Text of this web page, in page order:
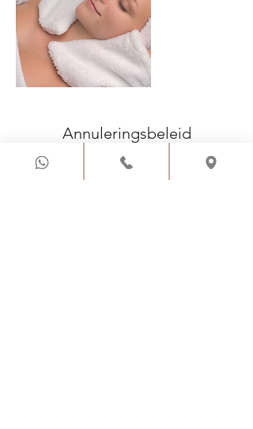
Annuleringsbeleid
Ben je verhinderd? Laat dat dan alsjeblieft
24 uur van tevoren weten. Indien je niet